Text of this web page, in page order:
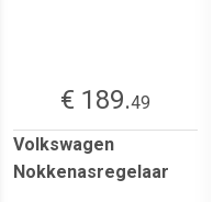
€ 189.49
Volkswagen
Nokkenasregelaar